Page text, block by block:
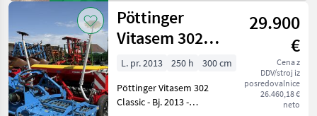
voznih stez, označevanje
vznika Setev in
nega /
Reform
Pöttinger
Vitasem 302
Classic
29.900
€
Cena z
DDV/stroj iz
posredovalnice
26.460,18 €
neto
L. pr. 2013 250 h
300 cm
Pöttinger Vitasem 302
Classic - Bj. 2013 -